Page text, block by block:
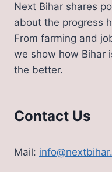
Next Bihar shares
about the progress
From farming and
we show how Bihar
the better.
Contact Us
Mail: